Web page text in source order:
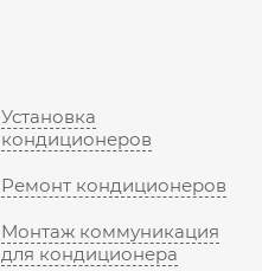
Установка
кондиционеров
Ремонт кондиционеров
Монтаж коммуникация
для кондиционера